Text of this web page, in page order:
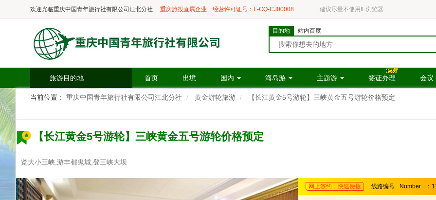
欢迎光临重庆中国青年旅行社有限公司江北分社 重庆旅投直属企业 经营许可证号：L-CQ-CJ00008 建议尽量不使用IE浏览器
目的地 站内百度
旅游目的地 首页 出境 国内 海岛游 主题游 签证办理 会议
当前位置： 重庆中国青年旅行社有限公司江北分社 黄金游轮旅游 【长江黄金5号游轮】三峡黄金五号游轮价格预定
【长江黄金5号游轮】三峡黄金五号游轮价格预定
览大小三峡,游丰都鬼城,登三峡大坝
网上签约，快速便捷 线路编号 Number ：